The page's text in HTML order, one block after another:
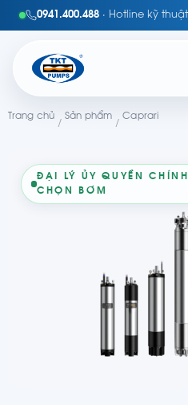
0941.400.488 · Hotline kỹ thuật
Trang chủ
/
Sản phẩm
/
Caprari
ĐẠI LÝ ỦY QUYỀN
CHỌN BƠM